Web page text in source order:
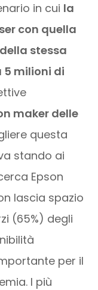
in cui la
con quella
stessa
milioni di
maker delle
questa
stando ai
Epson
lascia spazio
(65%) degli
per il
I più